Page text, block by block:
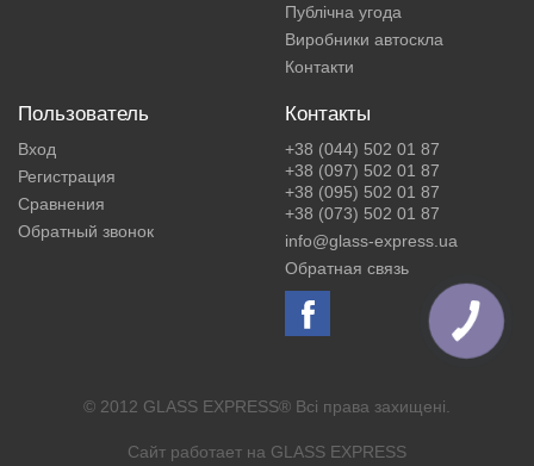
Публічна угода
Виробники автоскла
Контакти
Пользователь
Вход
Регистрация
Сравнения
Обратный звонок
Контакты
+38 (044) 502 01 87
+38 (097) 502 01 87
+38 (095) 502 01 87
+38 (073) 502 01 87
info@glass-express.ua
Обратная связь
© 2012 GLASS EXPRESS® Всі права захищені.
Сайт работает на GLASS EXPRESS